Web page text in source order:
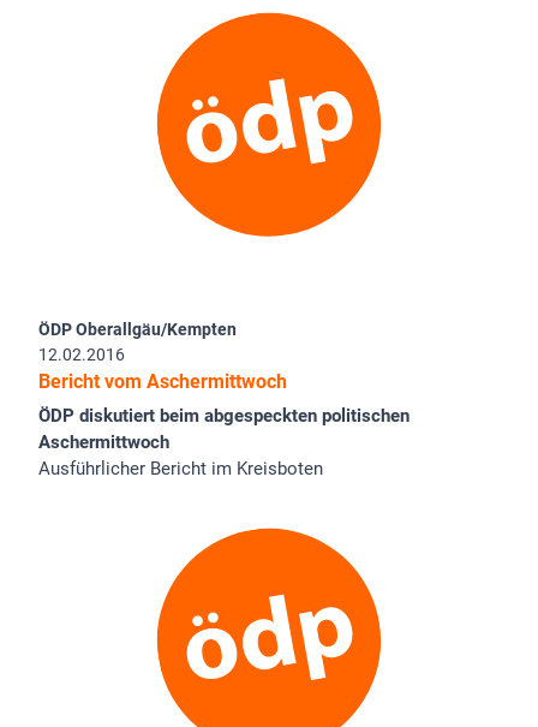
ÖDP Oberallgäu/Kempten
12.02.2016
Bericht vom Aschermittwoch
ÖDP diskutiert beim abgespeckten politischen
Aschermittwoch
Ausführlicher Bericht im Kreisboten